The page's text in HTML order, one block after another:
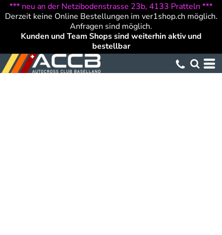
*** neu an der Netzibodenstrasse 23b, 4133 Pratteln ***
Derzeit keine Online Bestellungen im ver1shop.ch möglich.
Anfragen sind möglich.
Kunden und Team Shops sind weiterhin aktiv und
bestellbar